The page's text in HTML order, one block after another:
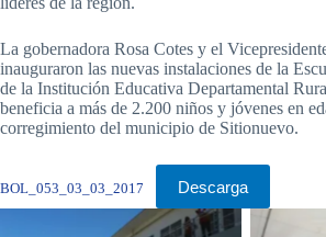
La gobernadora Rosa Cotes y el
inauguraron las nuevas instalaciones de la
de la Institución Educativa Departamental
beneficia a más de 2.200 niños y jóvenes en
corregimiento del municipio de Sitionuevo.
BOL_053_03_03_2017 Descarga